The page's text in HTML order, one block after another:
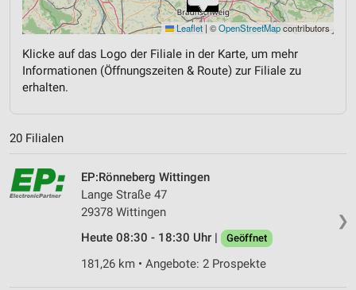
Leaflet | ©OpenStreetMapcontributors
Klicke auf das Logo der Filiale in der Karte, um mehr
Informationen (Öffnungszeiten & Route) zur Filiale zu
erhalten.
20 Filialen
❯
EP:Rönneberg Wittingen
Lange Straße 47
29378 Wittingen
Heute 08:30 - 18:30 Uhr |
Geöffnet
181,26 km • Angebote: 2 Prospekte